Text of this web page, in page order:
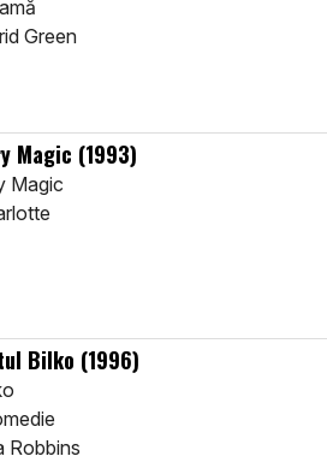
Green
Magic (1993)
Magic
Bilko (1996)
Robbins